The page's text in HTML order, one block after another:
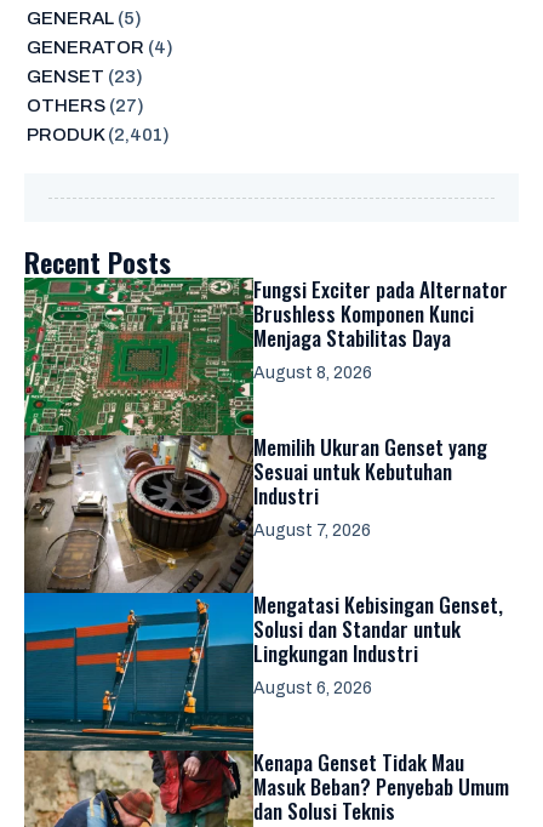
GENERAL(5)
GENERATOR (4)
GENSET (23)
OTHERS(27)
PRODUK(2,401)
Recent Posts
Fungsi Exciter pada Alternator
Brushless Komponen Kunci
Menjaga Stabilitas Daya
August 8, 2026
Memilih Ukuran Genset yang
Sesuai untuk Kebutuhan
Industri
August 7, 2026
Mengatasi Kebisingan Genset,
Solusi dan Standar untuk
Lingkungan Industri
August 6, 2026
Kenapa Genset Tidak Mau
Masuk Beban? Penyebab Umum
dan Solusi Teknis